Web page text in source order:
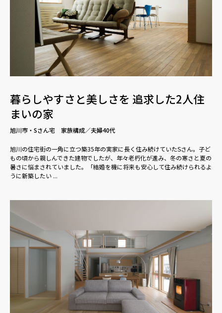
暮らしやすさと美しさを 追求した2人住
まいの家
旭川市・Sさん宅 家族構成／夫婦40代
旭川の住宅街の一角に立つ築35年の実家に長く住み続けていたSさん。子ど
もの頃から親しんできた建物でしたが、年々老朽化が進み、冬の寒さと夏の
暑さに悩まされていました。「結婚を機に将来も安心して住み続けられるよ
うに新築したい ...